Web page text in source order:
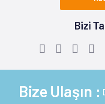
Bizi
Bize Ulaşın :